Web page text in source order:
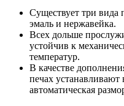
Существует три вида
эмаль и нержавейка.
Всех дольше
устойчив к
температур.
В качестве
печах устанавливают
автоматическая